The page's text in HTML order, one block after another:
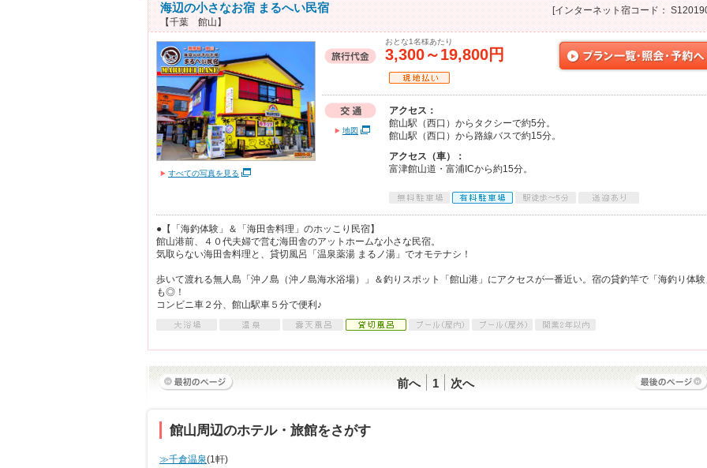
海辺の小さなお宿 まるへい民宿
【千葉 館山】
[インターネット宿コード：
すべての写真を見る
おとな1名様あたり
3,300～19,800円
地図
アクセス：
館山駅（西口）からタクシーで約5分。
館山駅（西口）から路線バスで約15分。
アクセス（車）：
富津館山道・富浦ICから約15分。
●【「海釣体験」＆「海田舎料理」のホッこり民宿】
館山港前、４０代夫婦で営む海田舎のアットホームな小さな民宿。
気取らない海田舎料理と、貸切風呂「温泉薬湯 まるノ湯」でオモテナシ！
歩いて渡れる無人島「沖ノ島（沖ノ島海水浴場）」＆釣りスポット「館山港」にアクセスが一番近い。宿の貸釣竿で「海釣り体
も◎！
コンビニ車２分、館山駅車５分で便利♪
前へ 1 次へ
館山周辺のホテル・旅館をさがす
≫千倉温泉(1軒)